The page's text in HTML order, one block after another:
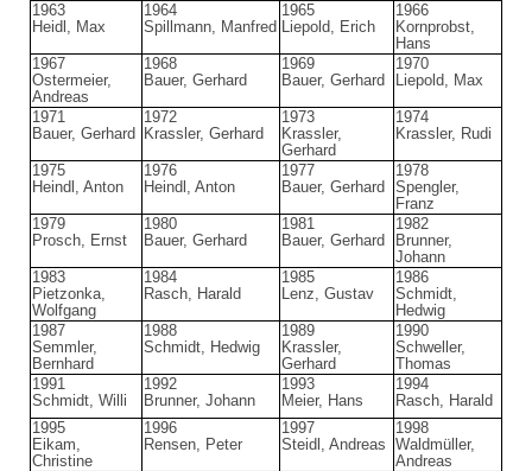
1963
Heidl, Max
1964
Spillmann, Manfred
1965
Liepold, Erich
1966
Kornprobst,
Hans
1967
Ostermeier,
Andreas
1968
Bauer, Gerhard
1969
Bauer, Gerhard
1970
Liepold, Max
1971
Bauer, Gerhard
1972
Krassler, Gerhard
1973
Krassler,
Gerhard
1974
Krassler, Rudi
1975
Heindl, Anton
1976
Heindl, Anton
1977
Bauer, Gerhard
1978
Spengler,
Franz
1979
Prosch, Ernst
1980
Bauer, Gerhard
1981
Bauer, Gerhard
1982
Brunner,
Johann
1983
Pietzonka,
Wolfgang
1984
Rasch, Harald
1985
Lenz, Gustav
1986
Schmidt,
Hedwig
1987
Semmler,
Bernhard
1988
Schmidt, Hedwig
1989
Krassler,
Gerhard
1990
Schweller,
Thomas
1991
Schmidt, Willi
1992
Brunner, Johann
1993
Meier, Hans
1994
Rasch, Harald
1995
Eikam,
Christine
1996
Rensen, Peter
1997
Steidl, Andreas
1998
Waldmüller,
Andreas